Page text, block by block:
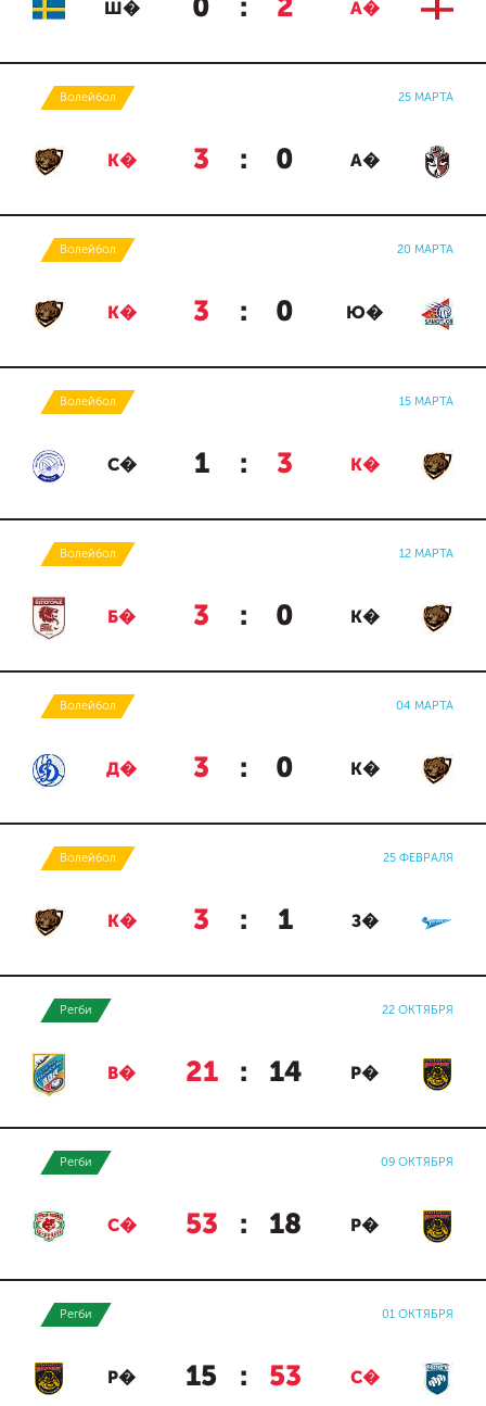
Ш� 0 : 2 А�
Волейбол 25 МАРТА
К� 3 : 0 А�
Волейбол 20 МАРТА
К� 3 : 0 Ю�
Волейбол 15 МАРТА
С� 1 : 3 К�
Волейбол 12 МАРТА
Б� 3 : 0 К�
Волейбол 04 МАРТА
Д� 3 : 0 К�
Волейбол 25 ФЕВРАЛЯ
К� 3 : 1 З�
Регби 22 ОКТЯБРЯ
В� 21 : 14 Р�
Регби 09 ОКТЯБРЯ
С� 53 : 18 Р�
Регби 01 ОКТЯБРЯ
Р� 15 : 53 С�